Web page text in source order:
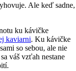
Ale keď sadne,
ku kávičke
kaviarni. Ku kávičke
so sebou, ale nie
váš vzťah nestane